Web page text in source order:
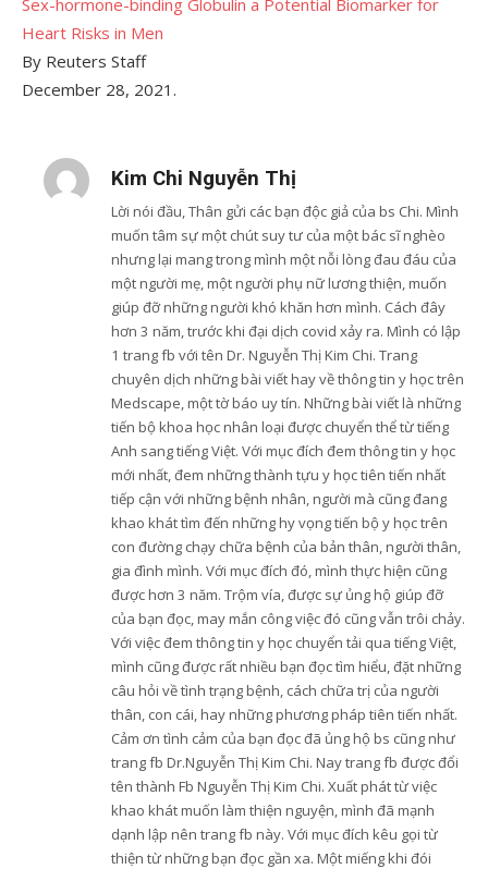
Sex-hormone-binding Globulin a Potential Biomarker for
Heart Risks in Men
By Reuters Staff
December 28, 2021.
Kim Chi Nguyễn Thị
Lời nói đầu, Thân gửi các bạn độc giả của bs Chi. Mình
muốn tâm sự một chút suy tư của một bác sĩ nghèo
nhưng lại mang trong mình một nỗi lòng đau đáu của
một người mẹ, một người phụ nữ lương thiện, muốn
giúp đỡ những người khó khăn hơn mình. Cách đây
hơn 3 năm, trước khi đại dịch covid xảy ra. Mình có lập
1 trang fb với tên Dr. Nguyễn Thị Kim Chi. Trang
chuyên dịch những bài viết hay về thông tin y học trên
Medscape, một tờ báo uy tín. Những bài viết là những
tiến bộ khoa học nhân loại được chuyển thể từ tiếng
Anh sang tiếng Việt. Với mục đích đem thông tin y học
mới nhất, đem những thành tựu y học tiên tiến nhất
tiếp cận với những bệnh nhân, người mà cũng đang
khao khát tìm đến những hy vọng tiến bộ y học trên
con đường chạy chữa bệnh của bản thân, người thân,
gia đình mình. Với mục đích đó, mình thực hiện cũng
được hơn 3 năm. Trộm vía, được sự ủng hộ giúp đỡ
của bạn đọc, may mắn công việc đó cũng vẫn trôi chảy.
Với việc đem thông tin y học chuyển tải qua tiếng Việt,
mình cũng được rất nhiều bạn đọc tìm hiểu, đặt những
câu hỏi về tình trạng bệnh, cách chữa trị của người
thân, con cái, hay những phương pháp tiên tiến nhất.
Cảm ơn tình cảm của bạn đọc đã ủng hộ bs cũng như
trang fb Dr.Nguyễn Thị Kim Chi. Nay trang fb được đổi
tên thành Fb Nguyễn Thị Kim Chi. Xuất phát từ việc
khao khát muốn làm thiện nguyện, mình đã mạnh
dạnh lập nên trang fb này. Với mục đích kêu gọi từ
thiện từ những bạn đọc gần xa. Một miếng khi đói